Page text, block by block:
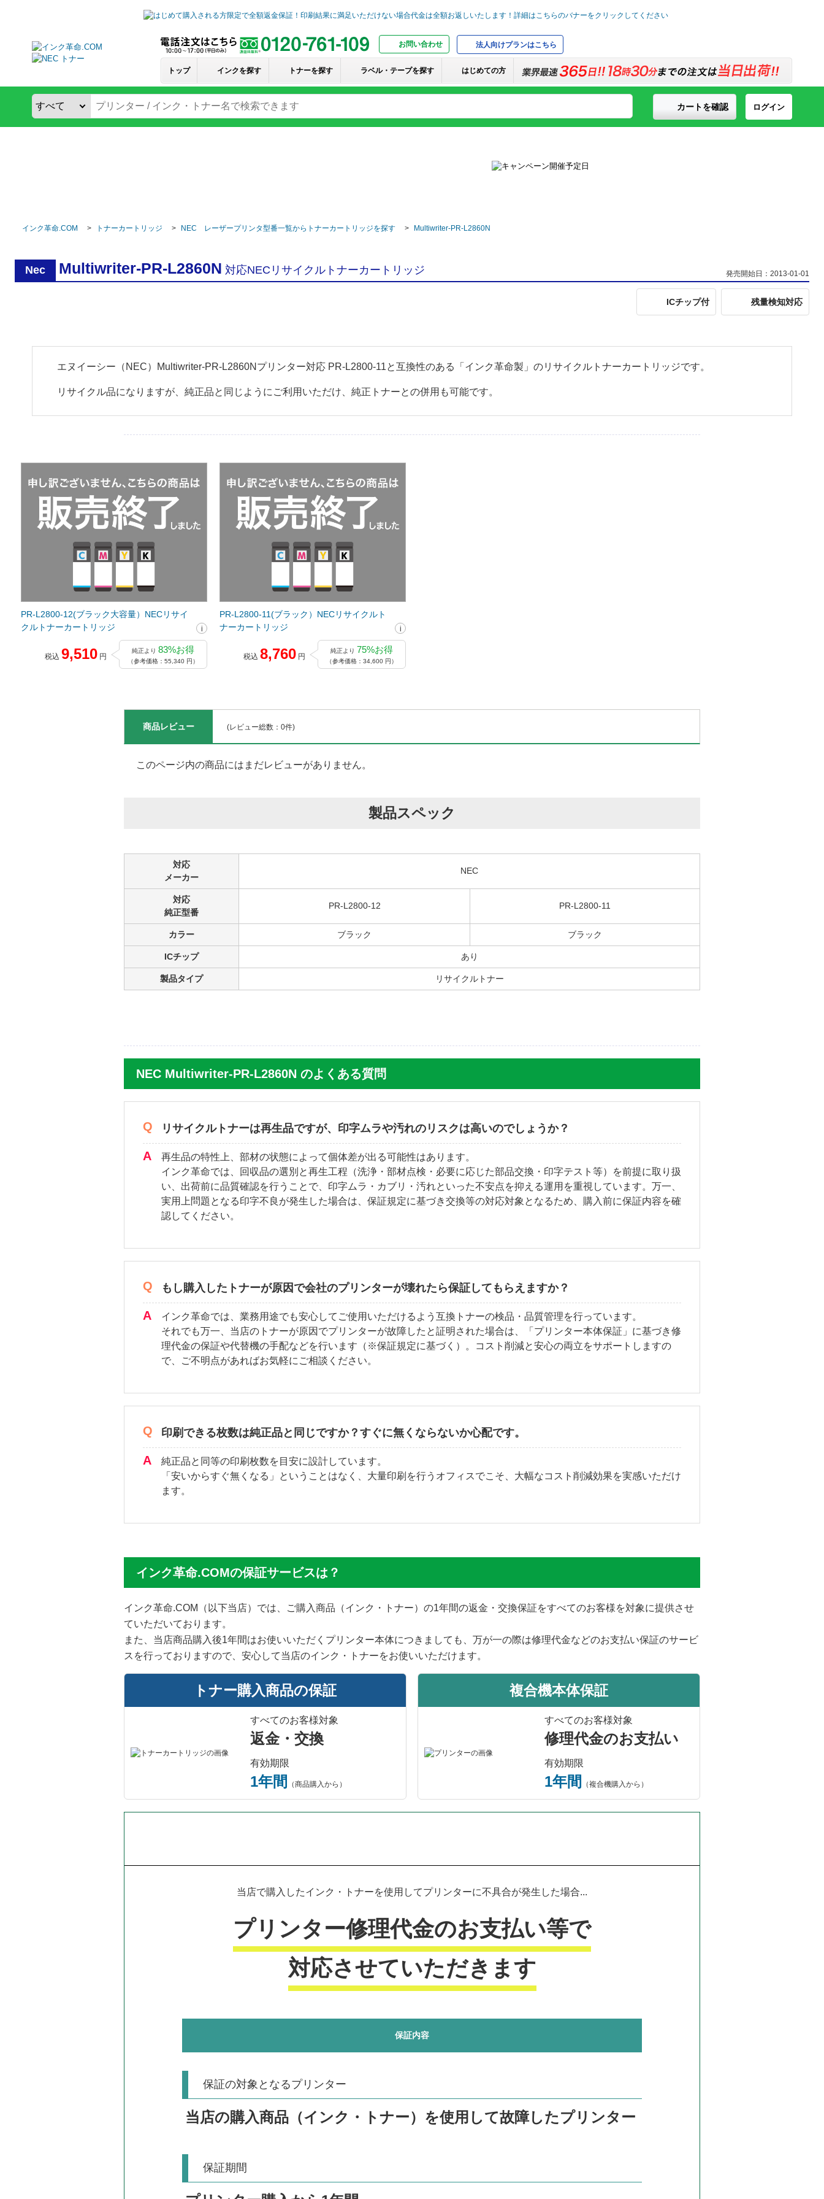
お問い合わせ 法人向けプランはこちら
トップ インクを探す トナーを探す ラベル・テープを探す はじめての方
ログイン
カートを確認
インク革命.COM トナーカートリッジ NEC レーザープリンタ型番一覧からトナーカートリッジを探す Multiwriter-PR-L2860N
Nec Multiwriter-PR-L2860N 対応NECリサイクルトナーカートリッジ 発売開始日：2013-01-01
ICチップ付 残量検知対応
エヌイーシー（NEC）Multiwriter-PR-L2860Nプリンター対応 PR-L2800-11と互換性のある「インク革命製」のリサイクルトナーカートリッジです。
リサイクル品になりますが、純正品と同じようにご利用いただけ、純正トナーとの併用も可能です。
PR-L2800-12(ブラック大容量）NECリサイ
クルトナーカートリッジ
税込 9,510 円
純正より 83%お得
（参考価格：55,340 円）
PR-L2800-11(ブラック）NECリサイクルト
ナーカートリッジ
税込 8,760 円
純正より 75%お得
（参考価格：34,600 円）
商品レビュー (レビュー総数：0件)
このページ内の商品にはまだレビューがありません。
製品スペック
対応
メーカー
NEC
対応
純正型番
PR-L2800-12 PR-L2800-11
カラー ブラック ブラック
ICチップ あり
製品タイプ リサイクルトナー
NEC Multiwriter-PR-L2860N のよくある質問
リサイクルトナーは再生品ですが、印字ムラや汚れのリスクは高いのでしょうか？
再生品の特性上、部材の状態によって個体差が出る可能性はあります。
インク革命では、回収品の選別と再生工程（洗浄・部材点検・必要に応じた部品交換・印字テスト等）を前提に取り扱
い、出荷前に品質確認を行うことで、印字ムラ・カブリ・汚れといった不安点を抑える運用を重視しています。万一、
実用上問題となる印字不良が発生した場合は、保証規定に基づき交換等の対応対象となるため、購入前に保証内容を確
認してください。
もし購入したトナーが原因で会社のプリンターが壊れたら保証してもらえますか？
インク革命では、業務用途でも安心してご使用いただけるよう互換トナーの検品・品質管理を行っています。
それでも万一、当店のトナーが原因でプリンターが故障したと証明された場合は、「プリンター本体保証」に基づき修
理代金の保証や代替機の手配などを行います（※保証規定に基づく）。コスト削減と安心の両立をサポートしますの
で、ご不明点があればお気軽にご相談ください。
印刷できる枚数は純正品と同じですか？すぐに無くならないか心配です。
純正品と同等の印刷枚数を目安に設計しています。
「安いからすぐ無くなる」ということはなく、大量印刷を行うオフィスでこそ、大幅なコスト削減効果を実感いただけ
ます。
インク革命.COMの保証サービスは？
インク革命.COM（以下当店）では、ご購入商品（インク・トナー）の1年間の返金・交換保証をすべてのお客様を対象に提供させ
ていただいております。
また、当店商品購入後1年間はお使いいただくプリンター本体につきましても、万が一の際は修理代金などのお支払い保証のサービ
スを行っておりますので、安心して当店のインク・トナーをお使いいただけます。
トナー購入商品の保証
すべてのお客様対象
返金・交換
有効期限
1年間 （商品購入から）
複合機本体保証
すべてのお客様対象
修理代金のお支払い
有効期限
1年間 （複合機購入から）
当店で購入したインク・トナーを使用してプリンターに不具合が発生した場合...
プリンター修理代金のお支払い等で
対応させていただきます
保証内容
保証の対象となるプリンター
当店の購入商品（インク・トナー）を使用して故障したプリンター
保証期間